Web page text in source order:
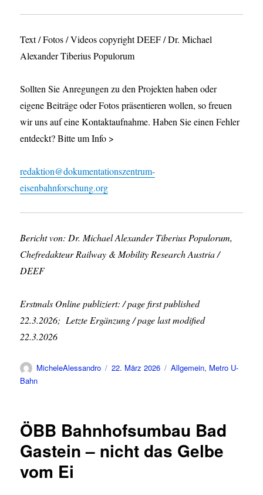
Text / Fotos / Videos copyright DEEF / Dr. Michael
Alexander Tiberius Populorum
Sollten Sie Anregungen zu den Projekten haben oder
eigene Beiträge oder Fotos präsentieren wollen, so freuen
wir uns auf eine Kontaktaufnahme. Haben Sie einen Fehler
entdeckt? Bitte um Info >
redaktion@dokumentationszentrum-
eisenbahnforschung.org
Bericht von: Dr. Michael Alexander Tiberius Populorum,
Chefredakteur Railway & Mobility Research Austria /
DEEF
Erstmals Online publiziert: / page first published
22.3.2026; Letzte Ergänzung / page last modified
22.3.2026
Autor
MicheleAlessandro
Veröffentlicht
22. März 2026 Kategorien
Allgemein, Metro U-
Bahn
ÖBB Bahnhofsumbau Bad
Gastein – nicht das Gelbe
vom Ei